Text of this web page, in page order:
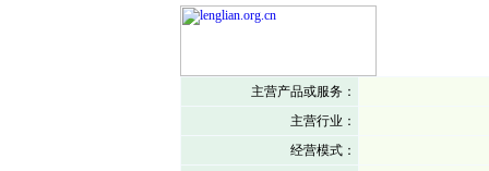
主营产品或服务：
主营行业：
经营模式：